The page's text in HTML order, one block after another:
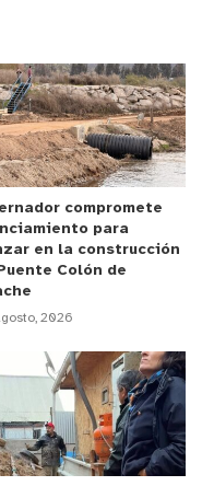
relevante para el
postoperatorios,
y libera camas,
en la red
Eduardo Lara,
el compromiso de
colaborativo para
que impacten
de vida de los
la enfermedad
compromete
para
en la construcción
Colón de
2026